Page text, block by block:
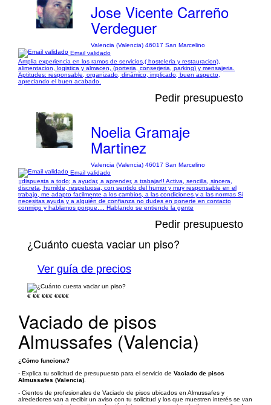
Jose Vicente Carreño
Verdeguer
Valencia (Valencia) 46017 San Marcelino
Email validado
Amplia experiencia en los ramos de servicios,( hosteleria y restauracion),
alimentacion, logistica y almacen, (porteria, conserjeria, parking) y mensajeria.
Aptitudes: responsable, organizado, dinámico, implicado, buen aspecto,
apreciando el buen acabado.
Pedir presupuesto
Noelia Gramaje
Martinez
Valencia (Valencia) 46017 San Marcelino
Email validado
¡¡dispuesta a todo; a ayudar, a aprender, a trabajar!! Activa, sencilla, sincera,
discreta, humilde, respetuosa, con sentido del humor y muy responsable en el
trabajo, me adapto facilmente a los cambios, a las condiciones y a las normas Si
necesitas ayuda y a alguién de confianza no dudes en ponerte en contacto
conmigo y hablamos porque.... Hablando se entiende la gente
Pedir presupuesto
¿Cuánto cuesta vaciar un piso?
Ver guía de precios
€ €€ €€€ €€€€
Vaciado de pisos
Almussafes (Valencia)
¿Cómo funciona?
- Explica tu solicitud de presupuesto para el servicio de Vaciado de pisos
Almussafes (Valencia)
- Cientos de profesionales de Vaciado de pisos ubicados en Almussafes y
alrededores van a recibir un aviso con tu solicitud y los que muestren interés se van